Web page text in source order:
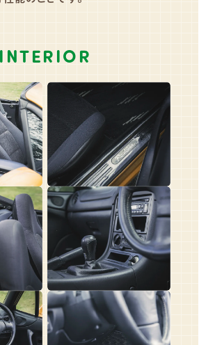
INTERIOR